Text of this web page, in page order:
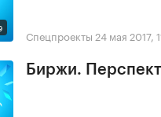
Спецпроекты 24 мая 2017,
Биржи.